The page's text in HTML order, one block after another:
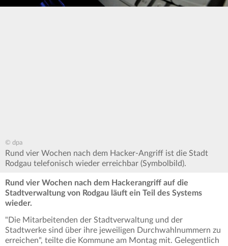
© dpa
Rund vier Wochen nach dem Hacker-Angriff ist die Stadt
Rodgau telefonisch wieder erreichbar (Symbolbild).
Rund vier Wochen nach dem Hackerangriff auf die
Stadtverwaltung von Rodgau läuft ein Teil des Systems
wieder.
"Die Mitarbeitenden der Stadtverwaltung und der
Stadtwerke sind über ihre jeweiligen Durchwahlnummern zu
erreichen", teilte die Kommune am Montag mit. Gelegentlich